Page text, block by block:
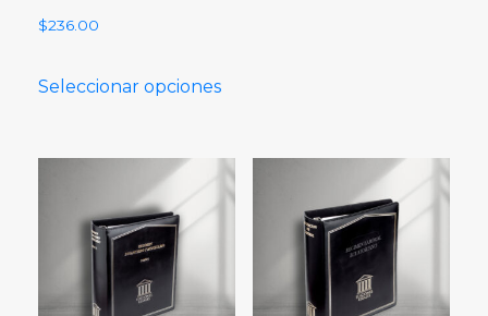
$236.00
Seleccionar opciones